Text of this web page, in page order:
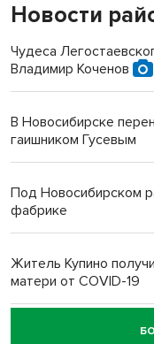
Новости
Чудеса
Владимир Коченов
В Новосибирске
гаишником Гусевым
Под Новосибирском
фабрике
Житель Купино
матери от COVID-19
Новосибирский суд